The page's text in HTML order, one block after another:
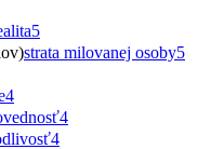
5
strata milovanej osoby5
4
4
4